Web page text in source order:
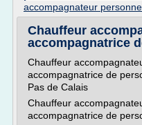
accompagnateur
Chauffeur
accompagnatrice
Chauffeur
accompagnatrice de
Pas de Calais
Chauffeur
accompagnatrice de